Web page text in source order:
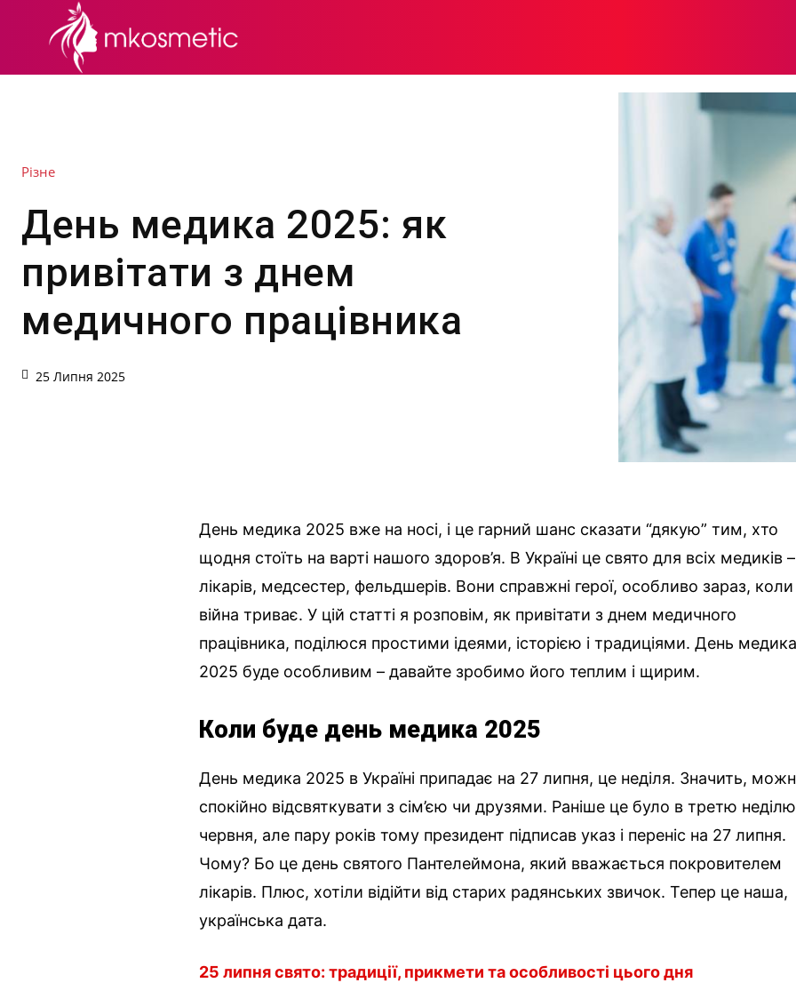
Різне
День медика 2025: як
привітати з днем
медичного працівника
25 Липня 2025
День медика 2025 вже на носі, і це гарний шанс сказати “дякую” тим, хто
щодня стоїть на варті нашого здоров’я. В Україні це свято для всіх медиків –
лікарів, медсестер, фельдшерів. Вони справжні герої, особливо зараз, коли
війна триває. У цій статті я розповім, як привітати з днем медичного
працівника, поділюся простими ідеями, історією і традиціями. День медика
2025 буде особливим – давайте зробимо його теплим і щирим.
Коли буде день медика 2025
День медика 2025 в Україні припадає на 27 липня, це неділя. Значить,
спокійно відсвяткувати з сім’єю чи друзями. Раніше це було в третю неділю
червня, але пару років тому президент підписав указ і переніс на 27 липня.
Чому? Бо це день святого Пантелеймона, який вважається покровителем
лікарів. Плюс, хотіли відійти від старих радянських звичок. Тепер це наша,
українська дата.
25 липня свято: традиції, прикмети та особливості цього дня